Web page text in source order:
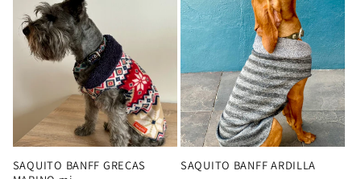
:
SAQUITO BANFF GRECAS
SAQUITO BANFF ARDILLA